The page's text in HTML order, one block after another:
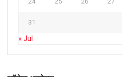
31
« Jul